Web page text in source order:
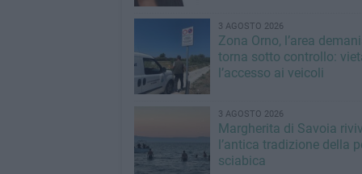
3 AGOSTO 2026
Zona Orno, l’area
torna sotto controllo:
l’accesso ai veicoli
3 AGOSTO 2026
Margherita di Savoia
l’antica tradizione della
sciabica